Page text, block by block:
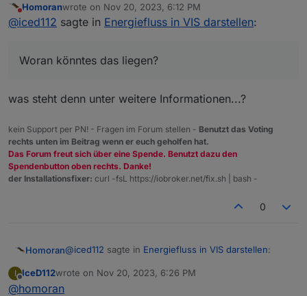
Ich versuchen aktuell die Daten aus dem
Energieflussadapter in meiner VIS darzustellen. Leider
aus dem Tab im ioB hineinkopiert. Weder bei FireFox,
Danke schonmal für eure Ratschläge
Do not disturb
Homoranwrote on Nov 20, 2023, 6:12 PM
last edited by
@iced112 sagte in Energiefluss in VIS darstellen:
Woran könntes das liegen?
was steht denn unter weitere Informationen...?
kein Support per PN! - Fragen im Forum stellen - Benutzt das Voting
rechts unten im Beitrag wenn er euch geholfen hat.
Das Forum freut sich über eine Spende. Benutzt dazu den
Spendenbutton oben rechts. Danke!
der Installationsfixer: curl -fsL https://iobroker.net/fix.sh | bash -
0
Homoran@iced112 sagte in Energiefluss in VIS darstellen:
I
Offline
IceD112wrote on Nov 20, 2023, 6:26 PM
last edited by
@homoran